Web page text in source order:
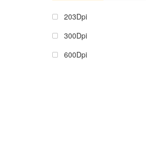
203Dpi
300Dpi
600Dpi